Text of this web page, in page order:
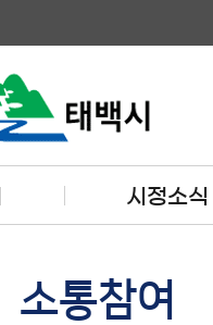
시정소식
소통참여